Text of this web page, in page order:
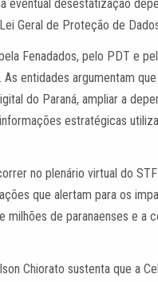
eventual desestatização
Geral de Proteção de
Fenadados, pelo PDT e
entidades argumentam
do Paraná, ampliar a
estratégicas
no plenário virtual do
que alertam para os
milhões de paranaenses e a
Chiorato sustenta que a